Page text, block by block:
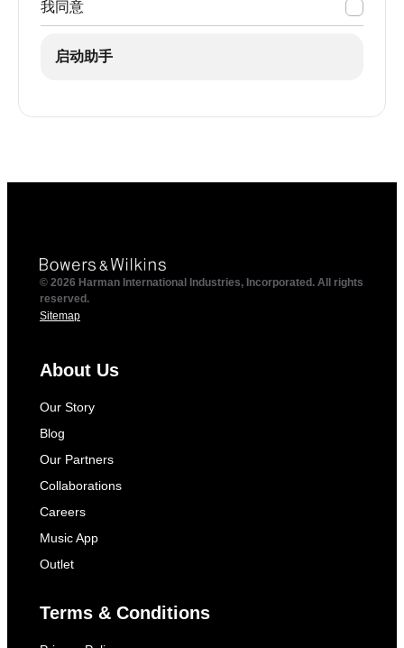
我同意
启动助手
© 2026 Harman International Industries, Incorporated. All rights
reserved.
Sitemap
About Us
Our Story
Blog
Our Partners
Collaborations
Careers
Music App
Outlet
Terms & Conditions